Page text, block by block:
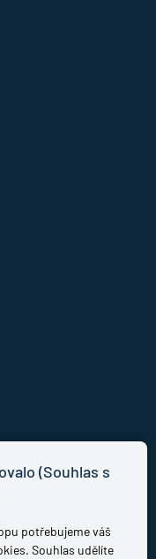
(Souhlas s
potřebujeme váš
Souhlas udělíte